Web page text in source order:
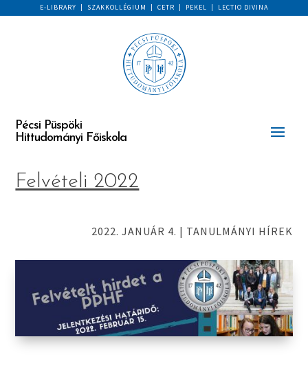
E-LIBRARY | SZAKKOLLÉGIUM | CETR | PEKEL | LECTIO DIVINA
Pécsi Püspöki
Hittudományi Főiskola
Felvételi 2022
2022. JANUÁR 4. | TANULMÁNYI HÍREK